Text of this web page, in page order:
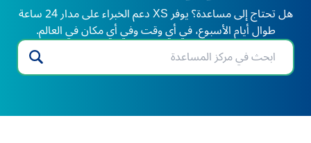
هل تحتاج إلى مساعدة؟ يوفر XS دعم الخبراء على مدار 24 ساعة
طوال أيام الأسبوع، في أي وقت وفي أي مكان في العالم.